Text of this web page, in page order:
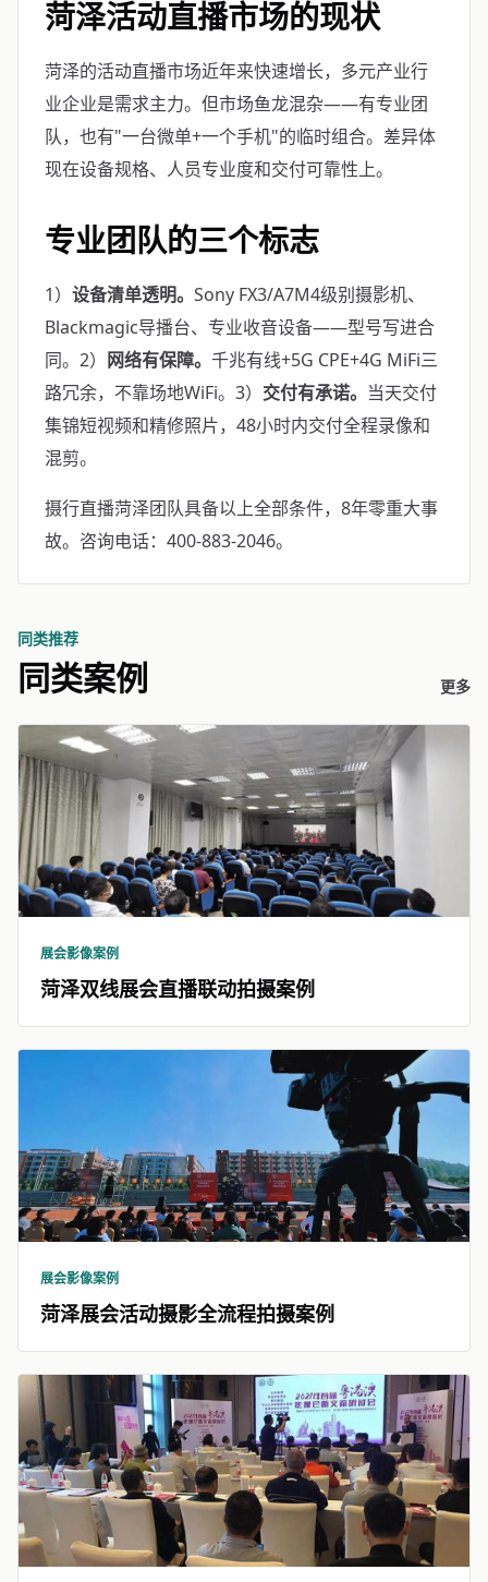
菏泽活动直播市场的现状
菏泽的活动直播市场近年来快速增长，多元产业行
业企业是需求主力。但市场鱼龙混杂——有专业团
队，也有"一台微单+一个手机"的临时组合。差异体
现在设备规格、人员专业度和交付可靠性上。
专业团队的三个标志
1） 设备清单透明。 Sony FX3/A7M4级别摄影机、
Blackmagic导播台、专业收音设备——型号写进合
同。2） 网络有保障。 千兆有线+5G CPE+4G MiFi三
路冗余，不靠场地WiFi。3） 交付有承诺。 当天交付
集锦短视频和精修照片，48小时内交付全程录像和
混剪。
摄行直播菏泽团队具备以上全部条件，8年零重大事
故。咨询电话：400-883-2046。
同类推荐
同类案例 更多
展会影像案例
菏泽双线展会直播联动拍摄案例
展会影像案例
菏泽展会活动摄影全流程拍摄案例